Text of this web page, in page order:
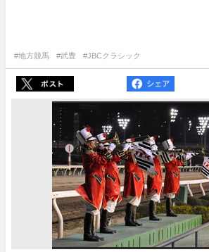
#地方競馬 #武豊 #JBCクラシック